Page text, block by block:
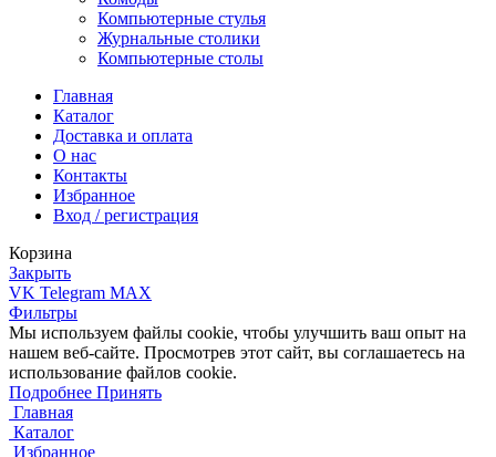
Компьютерные стулья
Журнальные столики
Компьютерные столы
Главная
Каталог
Доставка и оплата
О нас
Контакты
Избранное
Вход / регистрация
Корзина
Закрыть
VK Telegram MAX
Фильтры
Мы используем файлы cookie, чтобы улучшить ваш опыт на
нашем веб-сайте. Просмотрев этот сайт, вы соглашаетесь на
использование файлов cookie.
Подробнее Подробнее
Принять
Главная
Каталог
Избранное